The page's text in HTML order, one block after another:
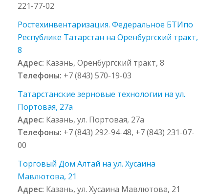
221-77-02
Ростехинвентаризация. Федеральное БТИпо
Республике Татарстан на Оренбургский тракт,
8
Адрес: Казань, Оренбургский тракт, 8
Телефоны: +7 (843) 570-19-03
Татарстанские зерновые технологии на ул.
Портовая, 27а
Адрес: Казань, ул. Портовая, 27а
Телефоны: +7 (843) 292-94-48, +7 (843) 231-07-
00
Торговый Дом Алтай на ул. Хусаина
Мавлютова, 21
Адрес: Казань, ул. Хусаина Мавлютова, 21